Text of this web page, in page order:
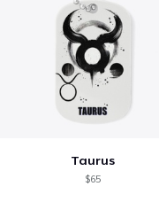
Taurus
$65